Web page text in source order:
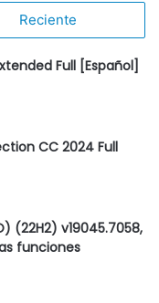
Reciente
Full [Español]
CC 2024 Full
(22H2) v19045.7058,
funciones